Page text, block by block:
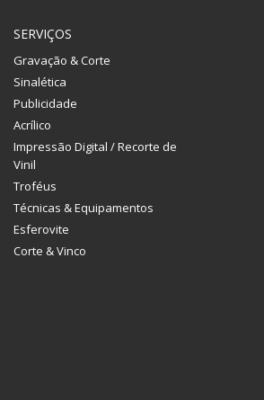
SERVIÇOS
Gravação & Corte
Sinalética
Publicidade
Acrílico
Impressão Digital / Recorte de
Vinil
Troféus
Técnicas & Equipamentos
Esferovite
Corte & Vinco